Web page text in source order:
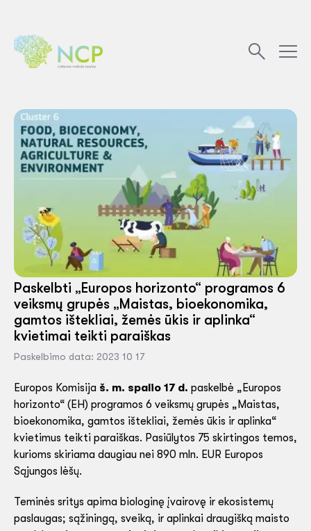
Paskelbti „Europos horizonto“ programos 6
veiksmų grupės „Maistas, bioekonomika,
gamtos ištekliai, žemės ūkis ir aplinka“
kvietimai teikti paraiškas
Paskelbimo data: 2023 10 17
Europos Komisija š. m. spalio 17 d. paskelbė „Europos
horizonto“ (EH) programos 6 veiksmų grupės „Maistas,
bioekonomika, gamtos ištekliai, žemės ūkis ir aplinka“
kvietimus teikti paraiškas. Pasiūlytos 75 skirtingos temos,
kurioms skiriama daugiau nei 890 mln. EUR Europos
Sąjungos lėšų.
Teminės sritys apima biologinę įvairovę ir ekosistemų
paslaugas; sąžiningą, sveiką, ir aplinkai draugišką maisto